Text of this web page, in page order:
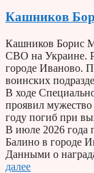
Кашников
Кашников Борис
СВО на Украине.
городе Иваново.
воинских
В ходе
проявил
году погиб при
В июле 2026 года
Балино в городе
Данными о
далее